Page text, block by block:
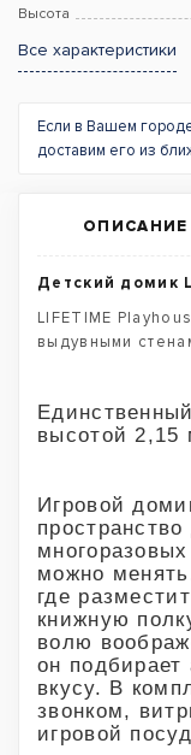
Высота
Все характеристики
Если в Вашем
доставим его из
ОПИСАНИЕ
Детский домик
LIFETIME
выдувными
высотой 2,15
Игровой
можно
где
книжную
волю
он подбирает
вкусу. В
звонком,
игровой